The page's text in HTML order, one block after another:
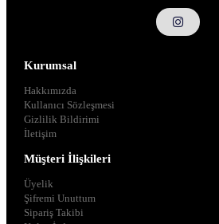
Kurumsal
Hakkımızda
Kullanıcı Sözleşmesi
Gizlilik Bildirimi
İletişim
Müşteri İlişkileri
Üyelik
Şifremi Unuttum
Sipariş Takibi